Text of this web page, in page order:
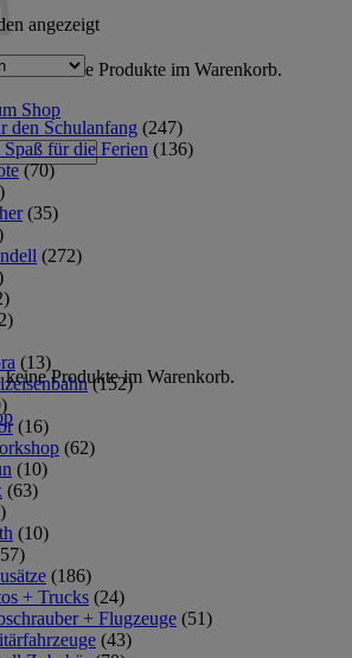
sich keine Produkte im Warenkorb.
Shop
keine Produkte im Warenkorb.
angezeigtNach
sortiert
den Schulanfang (247)
für die Ferien (136)
(70)
(35)
(272)
(13)
(152)
(16)
(62)
(10)
(63)
(10)
(186)
+ Trucks (24)
+ Flugzeuge (51)
(43)